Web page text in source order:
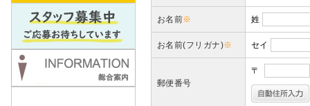
お名前※ 姓
お名前(フリガナ)※ セイ
郵便番号
〒